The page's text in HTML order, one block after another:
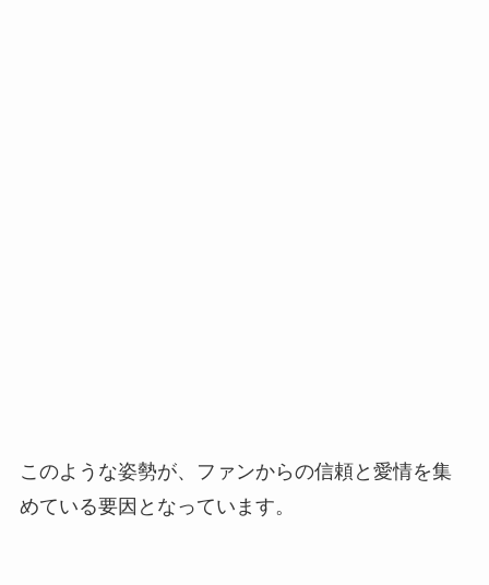
このような姿勢が、ファンからの信頼と愛情を集
めている要因となっています。